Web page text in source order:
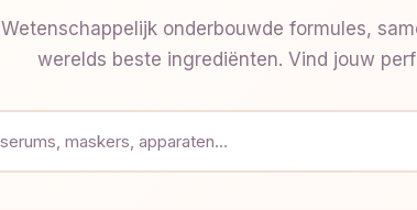
Wetenschappelijk onderbouwde formules,
werelds beste ingrediënten. Vind jouw